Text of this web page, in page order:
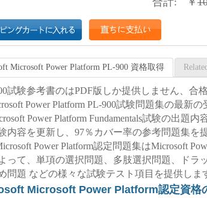
Microsoft Power Platform PL-900 資格取得
試験参考書のはPDF版しか提供しません、合
Power Platform PL-900試験問題集の最新
Power Platform Fundamentals試験の出題
内容を更新し、97％カバー率の参考問題集を
Power Platform認定問題集はMicrosoft
って、単項の選択問題、多肢選択問題、ドラ
問題 などの様々な試験テスト項目を提供しま
Microsoft Power Platform認定資格